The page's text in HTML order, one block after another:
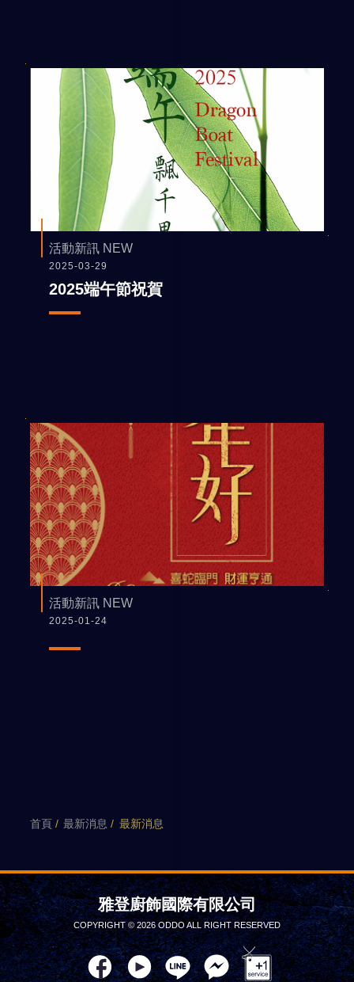
活動新訊 NEW
2025-03-29
2025端午節祝賀
活動新訊 NEW
2025-01-24
首頁 最新消息 最新消息
雅登廚飾國際有限公司
COPYRIGHT © 2026 ODDO ALL RIGHT RESERVED